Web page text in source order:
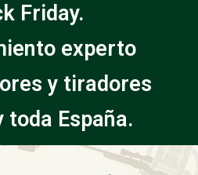
Friday.
experto
y tiradores
toda España.